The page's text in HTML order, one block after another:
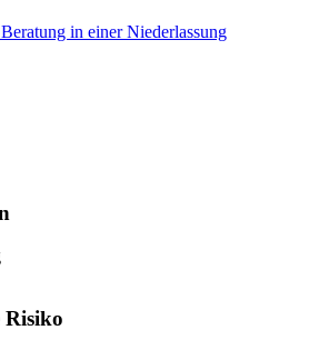
Beratung in einer Niederlassung
Risiko